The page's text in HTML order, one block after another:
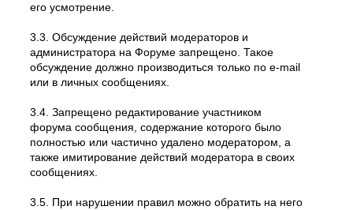
его усмотрение.
3.3. Обсуждение действий модераторов и
администратора на Форуме запрещено. Такое
обсуждение должно производиться только по e-mail
или в личных сообщениях.
3.4. Запрещено редактирование участником
форума сообщения, содержание которого было
полностью или частично удалено модератором, а
также имитирование действий модератора в своих
сообщениях.
3.5. При нарушении правил можно обратить на него